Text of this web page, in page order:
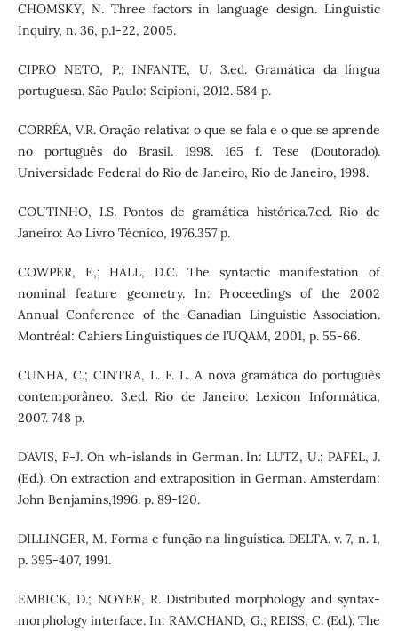
CHOMSKY, N. Three factors in language design. Linguistic
Inquiry, n. 36, p.1-22, 2005.
CIPRO NETO, P.; INFANTE, U. 3.ed. Gramática da língua
portuguesa. São Paulo: Scipioni, 2012. 584 p.
CORRÊA, V.R. Oração relativa: o que se fala e o que se aprende
no português do Brasil. 1998. 165 f. Tese (Doutorado).
Universidade Federal do Rio de Janeiro, Rio de Janeiro, 1998.
COUTINHO, I.S. Pontos de gramática histórica.7.ed. Rio de
Janeiro: Ao Livro Técnico, 1976.357 p.
COWPER, E,; HALL, D.C. The syntactic manifestation of
nominal feature geometry. In: Proceedings of the 2002
Annual Conference of the Canadian Linguistic Association.
Montréal: Cahiers Linguistiques de l’UQAM, 2001, p. 55-66.
CUNHA, C.; CINTRA, L. F. L. A nova gramática do português
contemporâneo. 3.ed. Rio de Janeiro: Lexicon Informática,
2007. 748 p.
D’AVIS, F-J. On wh-islands in German. In: LUTZ, U.; PAFEL, J.
(Ed.). On extraction and extraposition in German. Amsterdam:
John Benjamins,1996. p. 89-120.
DILLINGER, M. Forma e função na linguística. DELTA. v. 7, n. 1,
p. 395-407, 1991.
EMBICK, D.; NOYER, R. Distributed morphology and syntax-
morphology interface. In: RAMCHAND, G.; REISS, C. (Ed.). The